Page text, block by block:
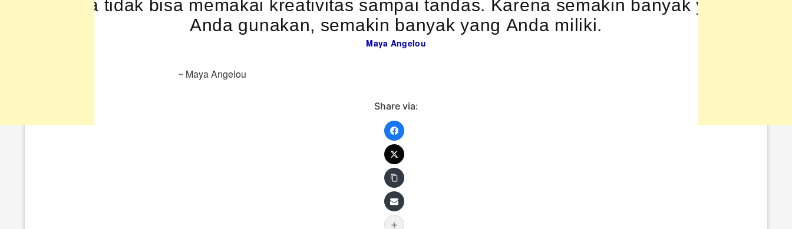
Anda tidak bisa memakai kreativitas sampai tandas. Karena semakin banyak yang
Anda gunakan, semakin banyak yang Anda miliki.
Maya Angelou
~ Maya Angelou
Share via: